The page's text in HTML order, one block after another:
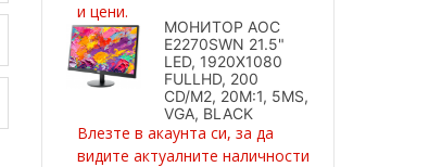
и цени.
МОНИТОР AOC
E2270SWN 21.5"
LED, 1920X1080
FULLHD, 200
CD/M2, 20M:1, 5MS,
VGA, BLACK
Влезте в акаунта си, за да
видите актуалните наличности